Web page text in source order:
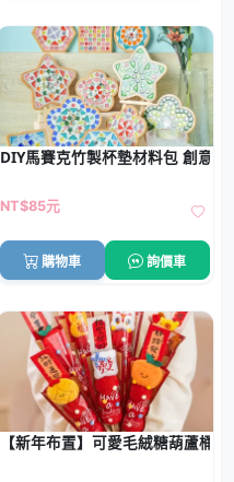
眼協調訓練桌遊
DIY馬賽克竹製杯墊材料包 創意
NT$85元
購物車 詢價車
錢罐兒童禮品
【新年布置】可愛毛絨糖葫蘆桶